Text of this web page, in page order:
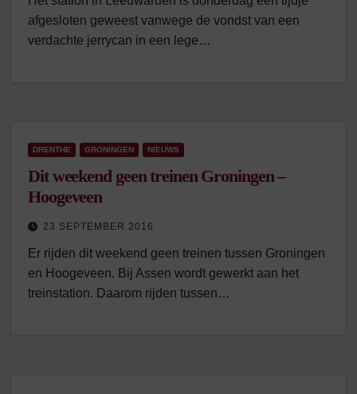
afgesloten geweest vanwege de vondst van een
verdachte jerrycan in een lege…
DRENTHE GRONINGEN NIEUWS
Dit weekend geen treinen Groningen –
Hoogeveen
23 SEPTEMBER 2016
Er rijden dit weekend geen treinen tussen Groningen
en Hoogeveen. Bij Assen wordt gewerkt aan het
treinstation. Daarom rijden tussen…